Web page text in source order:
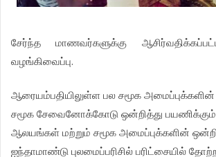
சேர்ந்த மாணவர்களுக்கு
வழங்கிவைப்பு.
ஆரையம்பதியிலுள்ள பல சமூக
சமூக சேவைனோக்கோடு ஒன்றித்து
ஆலயங்கள் மற்றும் சமூக அமைப்புக்களின்
ஐந்தாமாண்டு புலமைப்பரிசில் பரிட்சையில்